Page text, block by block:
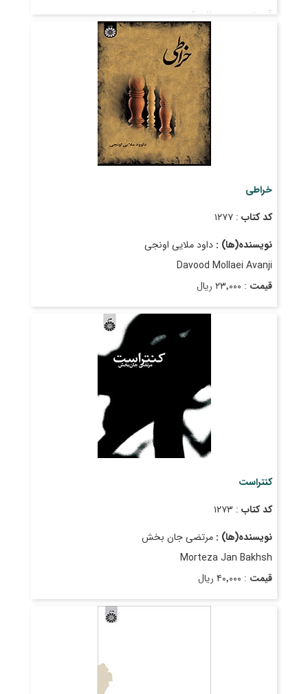
قیمت: ۲٬۰۰۰٬۰۰۰ ریال
: مهر ۱۴۰۳
خراطی
کد کتاب : ۱۲۷۷
نویسنده(ها) : داود ملایی اونجی
Davood Mollaei Avanji
قیمت : ۲۳٬۰۰۰ ریال
: فروردین ۱۳۸۸
کنتراست
کد کتاب : ۱۲۷۳
نویسنده(ها) : مرتضی جان بخش
Morteza Jan Bakhsh
قیمت : ۴۰٬۰۰۰ ریال
: فروردین ۱۳۹۲